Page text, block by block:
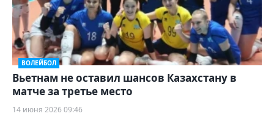
ВОЛЕЙБОЛ
Вьетнам не оставил шансов Казахстану в
матче за третье место
14 июня 2026 09:46